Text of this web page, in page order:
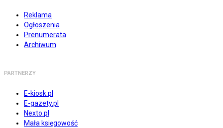
Reklama
Ogłoszenia
Prenumerata
Archiwum
PARTNERZY
E-kiosk.pl
E-gazety.pl
Nexto.pl
Mała księgowość